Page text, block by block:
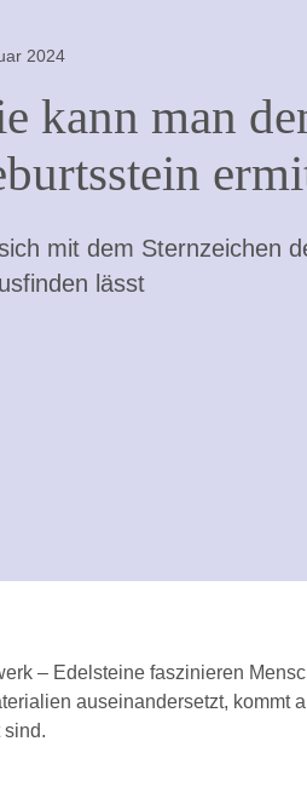
2024
kann man
mit dem Sternzeichen
lässt
– Edelsteine faszinieren
auseinandersetzt, kommt
sind.